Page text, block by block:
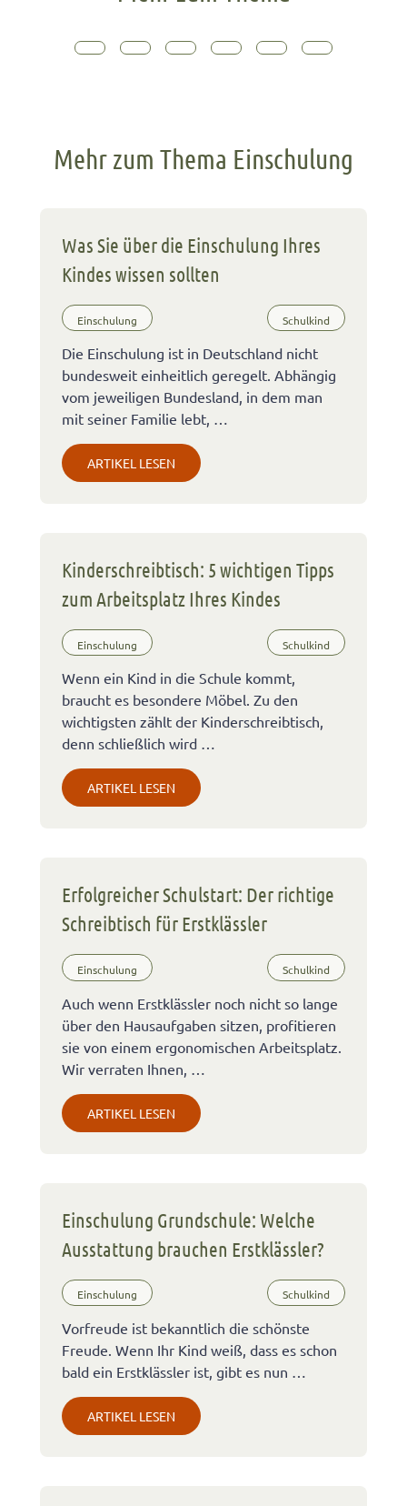
Mehr zum Thema Einschulung
Was Sie über die Einschulung Ihres
Kindes wissen sollten
Einschulung Schulkind
Die Einschulung ist in Deutschland nicht
bundesweit einheitlich geregelt. Abhängig
vom jeweiligen Bundesland, in dem man
mit seiner Familie lebt, …
ARTIKEL LESEN
Kinderschreibtisch: 5 wichtigen Tipps
zum Arbeitsplatz Ihres Kindes
Einschulung Schulkind
Wenn ein Kind in die Schule kommt,
braucht es besondere Möbel. Zu den
wichtigsten zählt der Kinderschreibtisch,
denn schließlich wird …
ARTIKEL LESEN
Erfolgreicher Schulstart: Der richtige
Schreibtisch für Erstklässler
Einschulung Schulkind
Auch wenn Erstklässler noch nicht so lange
über den Hausaufgaben sitzen, profitieren
sie von einem ergonomischen Arbeitsplatz.
Wir verraten Ihnen, …
ARTIKEL LESEN
Einschulung Grundschule: Welche
Ausstattung brauchen Erstklässler?
Einschulung Schulkind
Vorfreude ist bekanntlich die schönste
Freude. Wenn Ihr Kind weiß, dass es schon
bald ein Erstklässler ist, gibt es nun …
ARTIKEL LESEN